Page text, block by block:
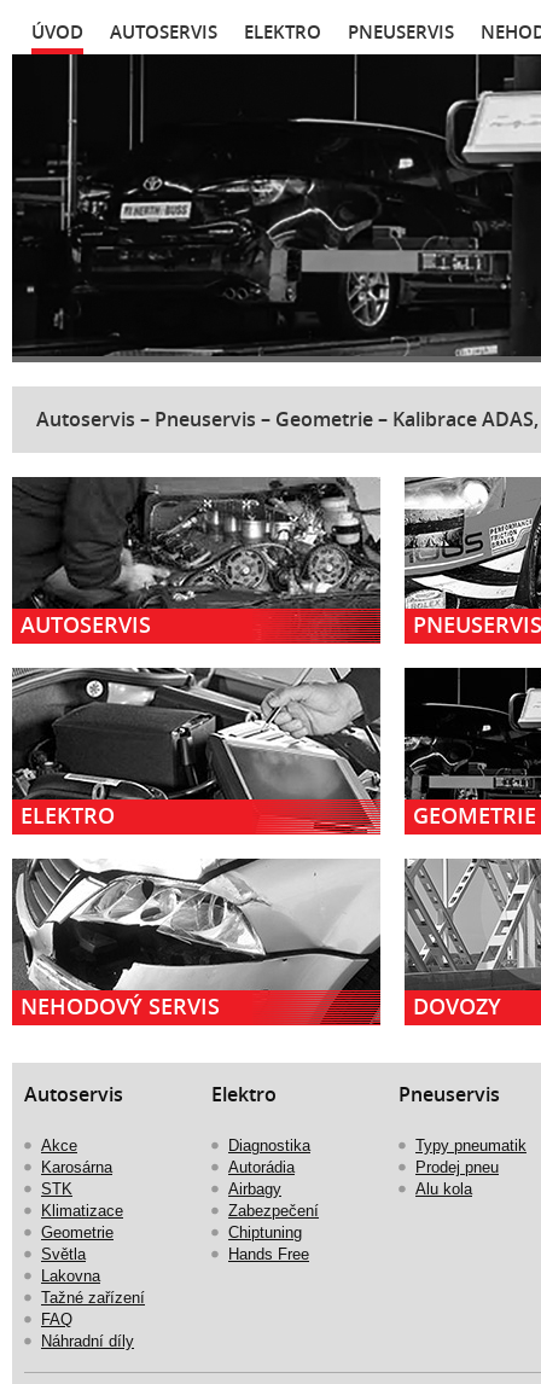
ÚVOD AUTOSERVIS ELEKTRO PNEUSERVIS
Autoservis – Pneuservis – Geometrie – Kalibrace
AUTOSERVIS PNEUSERVIS
ELEKTRO
NEHODOVÝ SERVIS DOVOZY
Autoservis
Akce
Karosárna
STK
Klimatizace
Geometrie
Světla
Lakovna
Tažné zařízení
FAQ
Náhradní díly
Elektro
Diagnostika
Autorádia
Airbagy
Zabezpečení
Chiptuning
Hands Free
Pneuservis
Typy pneumatik
Prodej pneu
Alu kola